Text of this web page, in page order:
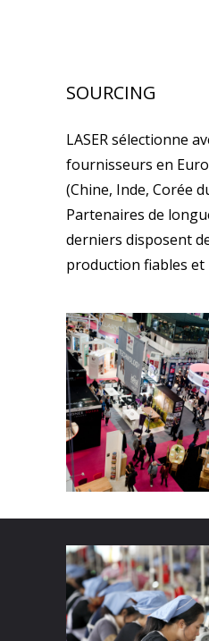
SOURCING
LASER sélectionne
fournisseurs en
(Chine, Inde, Corée
Partenaires de
derniers disposent
production fiables